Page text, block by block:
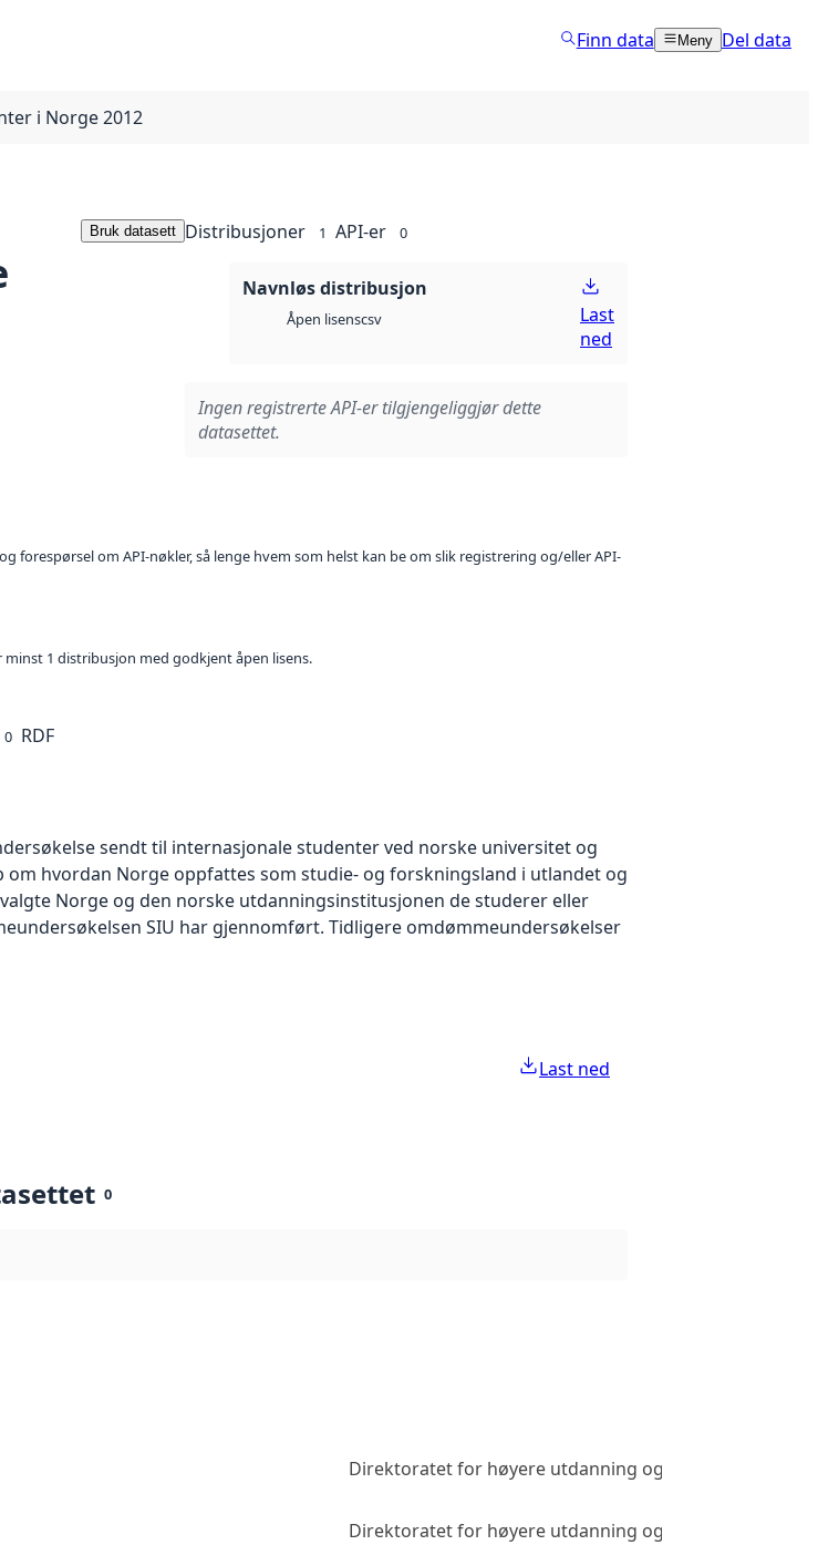
Finn data Meny Del data
i Norge 2012
Bruk datasett Distribusjoner 1 API-er 0
Navnløs distribusjon
Åpen lisenscsv
Last
ned
Ingen registrerte API-er tilgjengeliggjør dette
datasettet.
forespørsel om API-nøkler, så lenge hvem som helst kan be om slik registrering og/eller API-
1 distribusjon med godkjent åpen lisens.
0 RDF
sendt til internasjonale studenter ved norske universitet og
hvordan Norge oppfattes som studie- og forskningsland i utlandet og
Norge og den norske utdanningsinstitusjonen de studerer eller
SIU har gjennomført. Tidligere omdømmeundersøkelser
Last ned
0
Direktoratet for høyere utdanning og kompetanse
Direktoratet for høyere utdanning og kompetanse